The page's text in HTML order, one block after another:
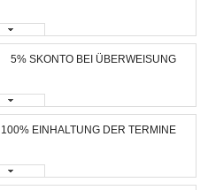
5% SKONTO BEI ÜBERWEISUNG
100% EINHALTUNG DER TERMINE